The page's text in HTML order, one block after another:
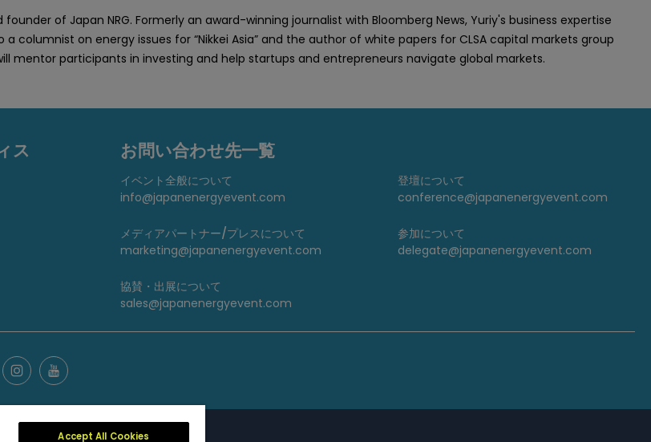
of Japan NRG. Formerly an award-winning journalist with Bloomberg News, Yuriy's business expertise
columnist on energy issues for “Nikkei Asia” and the author of white papers for CLSA capital markets group
mentor participants in investing and help startups and entrepreneurs navigate global markets.
ス お問い合わせ先一覧
イベント全般について
info@japanenergyevent.com
登壇について
conference@japanenergyevent.com
メディアパートナー/プレスについて
marketing@japanenergyevent.com
参加について
delegate@japanenergyevent.com
協賛・出展について
sales@japanenergyevent.com
Accept All Cookies